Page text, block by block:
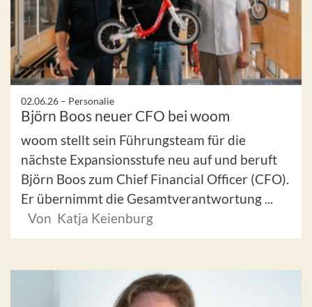
02.06.26 – Personalie
Björn Boos neuer CFO bei woom
woom stellt sein Führungsteam für die
nächste Expansionsstufe neu auf und beruft
Björn Boos zum Chief Financial Officer (CFO).
Er übernimmt die Gesamtverantwortung ...
Von Katja Keienburg